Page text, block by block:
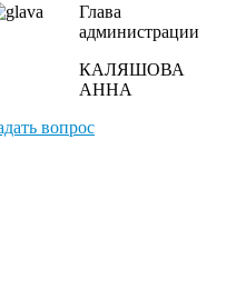
Глава
администрации
КАЛЯШОВА
АННА
вопрос